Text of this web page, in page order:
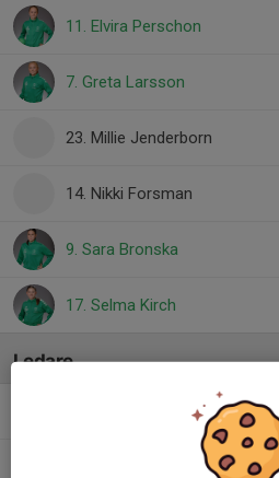
11. Elvira Perschon
7. Greta Larsson
23. Millie Jenderborn
14. Nikki Forsman
9. Sara Bronska
17. Selma Kirch
Ledare
Tränare
Tränare